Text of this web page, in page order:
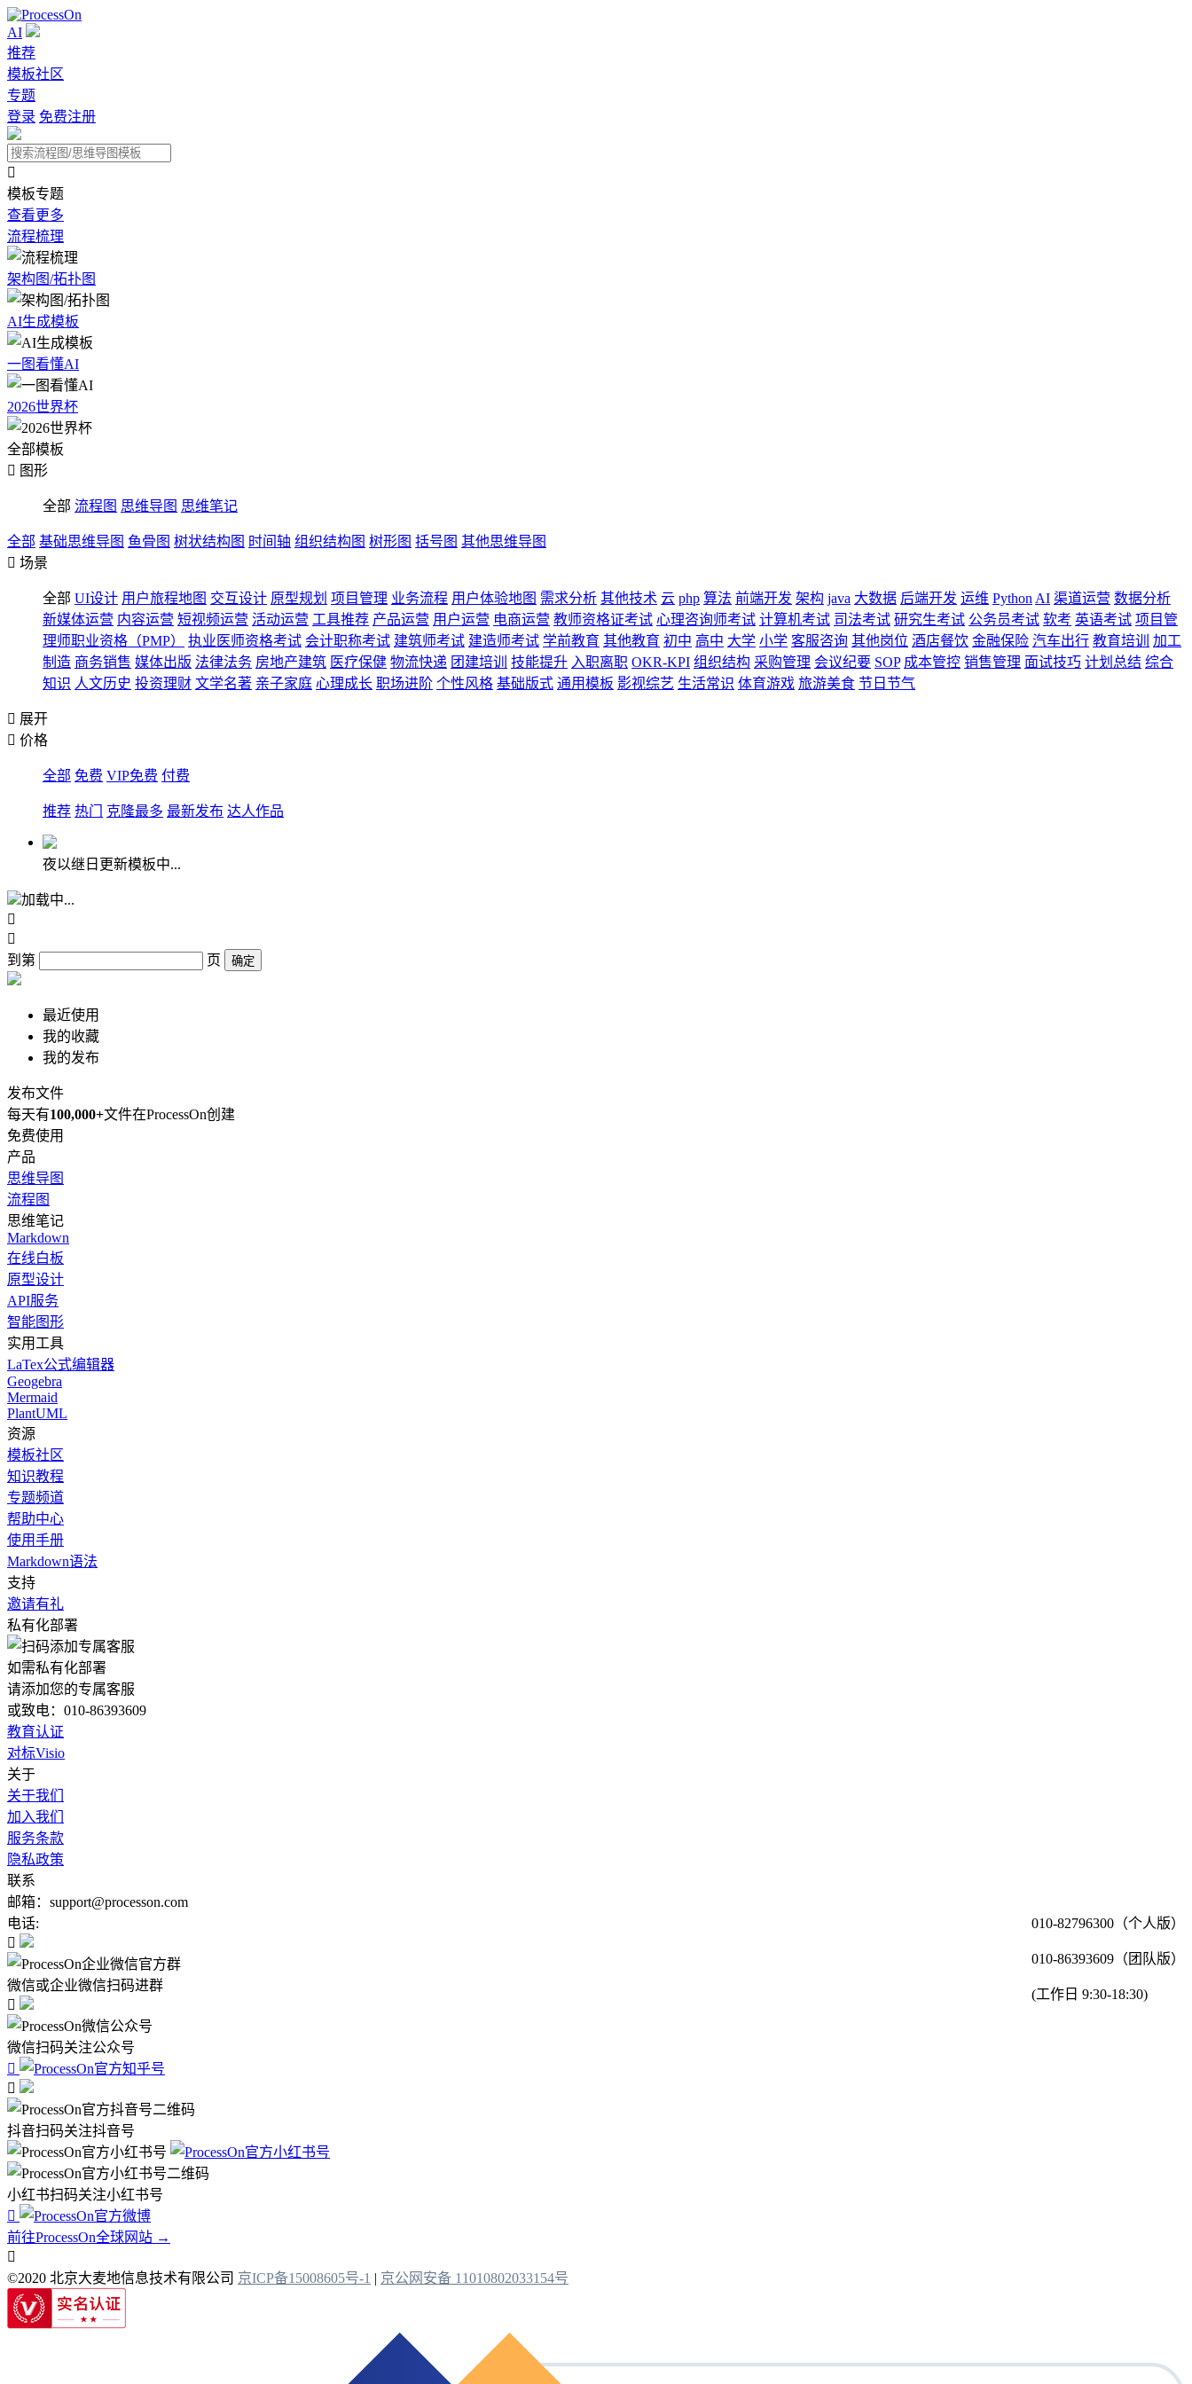
AI
推荐
模板社区
专题
登录 免费注册

模板专题
查看更多
流程梳理
架构图/拓扑图
AI生成模板
一图看懂AI
2026世界杯
全部模板
 图形
全部 流程图 思维导图 思维笔记
全部 基础思维导图 鱼骨图 树状结构图 时间轴 组织结构图 树形图 括号图 其他思维导图
 场景
全部 UI设计 用户旅程地图 交互设计 原型规划 项目管理 业务流程 用户体验地图 需求分析 其他技术 云 php 算法 前端开发 架构 java 大数据 后端开发 运维 Python AI 渠道运营 数据分析
新媒体运营 内容运营 短视频运营 活动运营 工具推荐 产品运营 用户运营 电商运营 教师资格证考试 心理咨询师考试 计算机考试 司法考试 研究生考试 公务员考试 软考 英语考试 项目管
理师职业资格（PMP）
执业医师资格考试 会计职称考试 建筑师考试 建造师考试 学前教育 其他教育 初中 高中 大学 小学 客服咨询 其他岗位 酒店餐饮 金融保险 汽车出行 教育培训
加工
制造 商务销售 媒体出版 法律法务 房地产建筑 医疗保健 物流快递 团建培训 技能提升 入职离职 OKR-KPI 组织结构 采购管理 会议纪要 SOP 成本管控 销售管理 面试技巧 计划总结 综合
知识 人文历史 投资理财 文学名著 亲子家庭 心理成长 职场进阶 个性风格 基础版式 通用模板 影视综艺 生活常识 体育游戏 旅游美食 节日节气
 展开
 价格
全部 免费 VIP免费 付费
推荐 热门 克隆最多 最新发布 达人作品
夜以继日更新模板中...
加载中...


到第
页 确定
最近使用
我的收藏
我的发布
发布文件
每天有100,000+文件在ProcessOn创建
免费使用
产品
思维导图
流程图
思维笔记
Markdown
在线白板
原型设计
API服务
智能图形
实用工具
LaTex公式编辑器
Geogebra
Mermaid
PlantUML
资源
模板社区
知识教程
专题频道
帮助中心
使用手册
Markdown语法
支持
邀请有礼
私有化部署
如需私有化部署
请添加您的专属客服
或致电：010-86393609
教育认证
对标Visio
关于
关于我们
加入我们
服务条款
隐私政策
联系
邮箱：support@processon.com
电话:
010-82796300（个人版）
010-86393609（团队版）
(工作日 9:30-18:30)

微信或企业微信扫码进群

微信扫码关注公众号


抖音扫码关注抖音号
小红书扫码关注小红书号

前往ProcessOn全球网站 →

©2020 北京大麦地信息技术有限公司 京ICP备15008605号-1 | 京公网安备 11010802033154号